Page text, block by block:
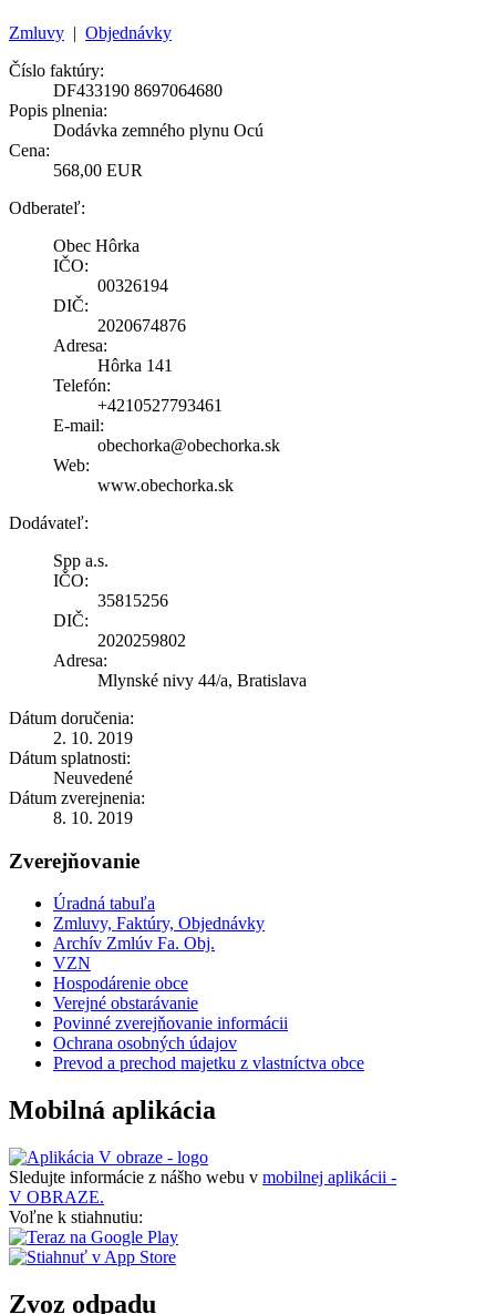
Zmluvy | Objednávky
Číslo faktúry:
DF433190 8697064680
Popis plnenia:
Dodávka zemného plynu Ocú
Cena:
568,00 EUR
Odberateľ:
Obec Hôrka
IČO:
00326194
DIČ:
2020674876
Adresa:
Hôrka 141
Telefón:
+4210527793461
E-mail:
obechorka@obechorka.sk
Web:
www.obechorka.sk
Dodávateľ:
Spp a.s.
IČO:
35815256
DIČ:
2020259802
Adresa:
Mlynské nivy 44/a, Bratislava
Dátum doručenia:
2. 10. 2019
Dátum splatnosti:
Neuvedené
Dátum zverejnenia:
8. 10. 2019
Zverejňovanie
Úradná tabuľa
Zmluvy, Faktúry, Objednávky
Archív Zmlúv Fa. Obj.
VZN
Hospodárenie obce
Verejné obstarávanie
Povinné zverejňovanie informácii
Ochrana osobných údajov
Prevod a prechod majetku z vlastníctva obce
Mobilná aplikácia
Sledujte informácie z nášho webu v mobilnej aplikácii -
V OBRAZE.
Voľne k stiahnutiu:
Zvoz odpadu